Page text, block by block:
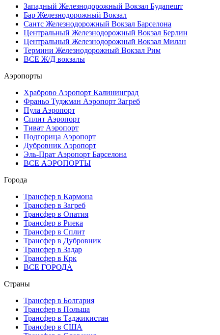
Западный Железнодорожный Вокзал Будапешт
Бар Железнодорожный Вокзал
Сантс Железнодорожный Вокзал Барселона
Центральный Железнодорожный Вокзал Берлин
Центральный Железнодорожный Вокзал Милан
Термини Железнодорожный Вокзал Рим
ВСЕ Ж/Д вокзалы
Аэропорты
Храброво Аэропорт Калининград
Франьо Туджман Аэропорт Загреб
Пула Аэропорт
Сплит Аэропорт
Тиват Аэропорт
Подгорица Аэропорт
Дубровник Аэропорт
Эль-Прат Аэропорт Барселона
ВСЕ АЭРОПОРТЫ
Города
Трансфер в Кармона
Трансфер в Загреб
Трансфер в Опатия
Трансфер в Риека
Трансфер в Сплит
Трансфер в Дубровник
Трансфер в Задар
Трансфер в Крк
ВСЕ ГОРОДА
Страны
Трансфер в Болгария
Трансфер в Польша
Трансфер в Таджикистан
Трансфер в США